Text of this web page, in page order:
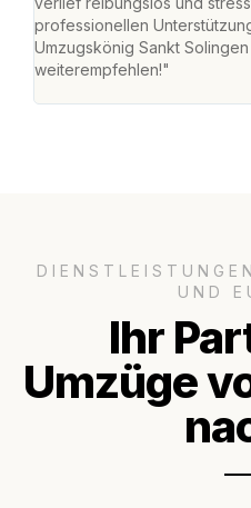
professionellen
Umzugskönig Sankt
weiterempfehlen!"
UND
Ihr
Umzüge